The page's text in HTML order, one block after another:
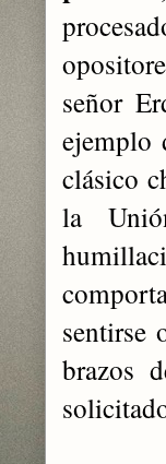
señor
ejemplo
clásico
la
sentirse
brazos